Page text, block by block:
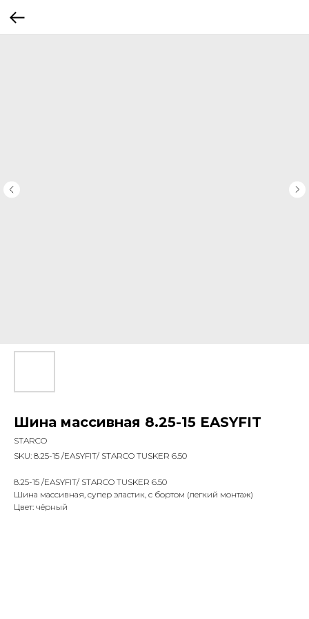
Шина массивная 8.25-15 EASYFIT
STARCO
SKU: 8.25-15 /EASYFIT/ STARCO TUSKER 6.50
8.25-15 /EASYFIT/ STARCO TUSKER 6.50
Шина массивная, супер эластик, с бортом (легкий монтаж)
Цвет: чёрный